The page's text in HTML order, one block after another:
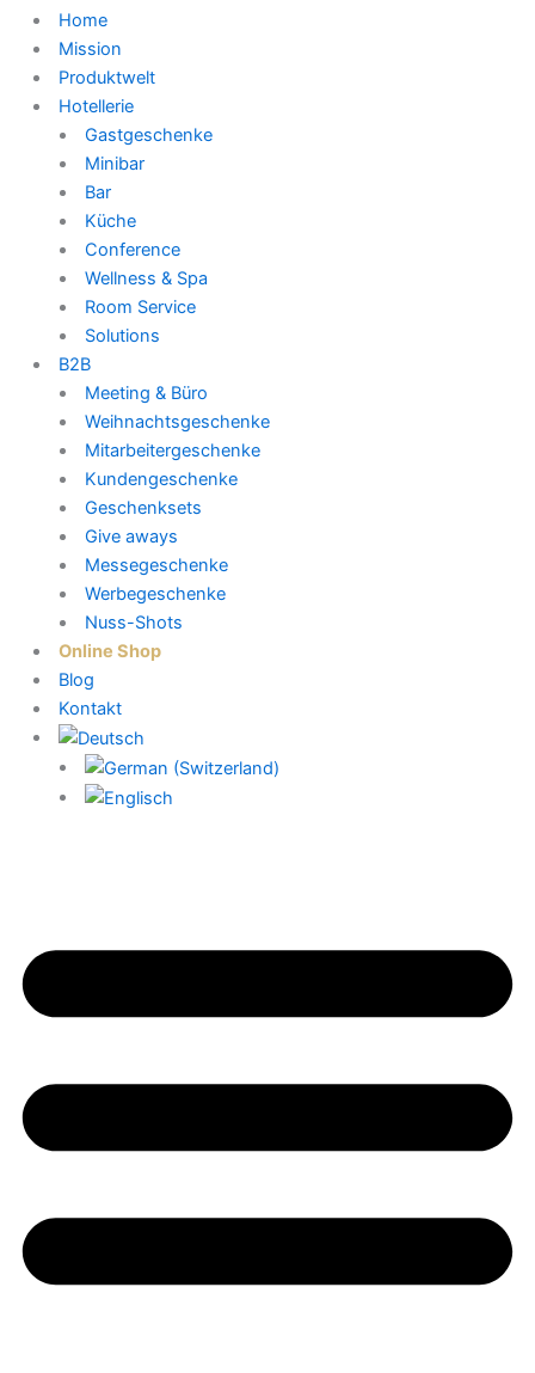
Home
Mission
Produktwelt
Hotellerie
Gastgeschenke
Minibar
Bar
Küche
Conference
Wellness & Spa
Room Service
Solutions
B2B
Meeting & Büro
Weihnachtsgeschenke
Mitarbeitergeschenke
Kundengeschenke
Geschenksets
Give aways
Messegeschenke
Werbegeschenke
Nuss-Shots
Online Shop
Blog
Kontakt